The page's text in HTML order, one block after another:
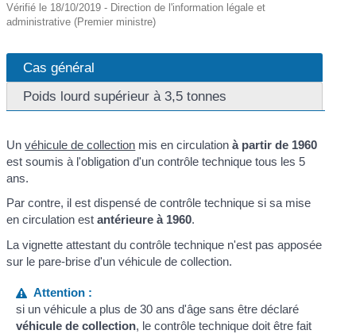
Vérifié le 18/10/2019 - Direction de l'information légale et
administrative (Premier ministre)
Cas général
Poids lourd supérieur à 3,5 tonnes
Unvéhicule de collection mis en circulationà partir de 1960
est soumis à l'obligation d'un contrôle technique tous les 5
ans.
Par contre, il est dispensé de contrôle technique si sa mise
en circulation estantérieure à 1960.
La vignette attestant du contrôle technique n'est pas apposée
sur le pare-brise d'un véhicule de collection.
Attention :
si un véhicule a plus de 30 ans d'âge sans être déclaré
véhicule de collection, le contrôle technique doit être fait